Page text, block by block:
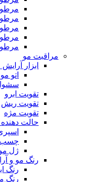
مراقبت مو
ابزار
اتو مو
تقویت ابرو
تقویت ریش
تقویت مژه
حالت
چسب
ژل مو
رنگ مو و
رنگ
رنگ